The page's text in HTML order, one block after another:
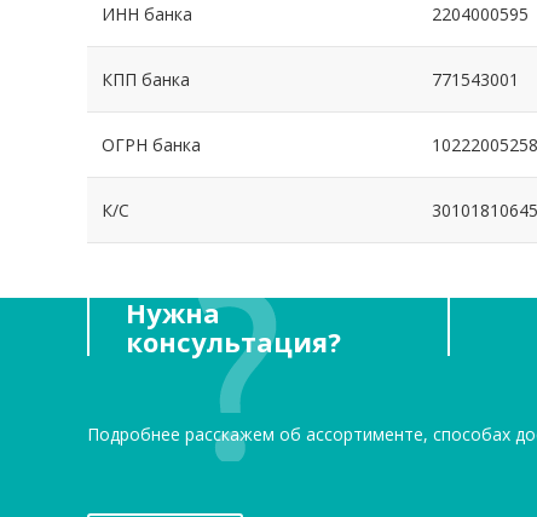
ИНН банка 2204000595
КПП банка 771543001
ОГРН банка
К/С
Нужна
консультация?
Подробнее расскажем об ассортименте, способах